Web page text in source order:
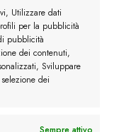
Utilizzare dati
per la pubblicità
pubblicità
dei contenuti,
Sviluppare
dei
commento.